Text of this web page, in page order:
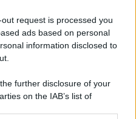
request is processed you
ads based on personal
information disclosed to
further disclosure of your
on the IAB’s list of